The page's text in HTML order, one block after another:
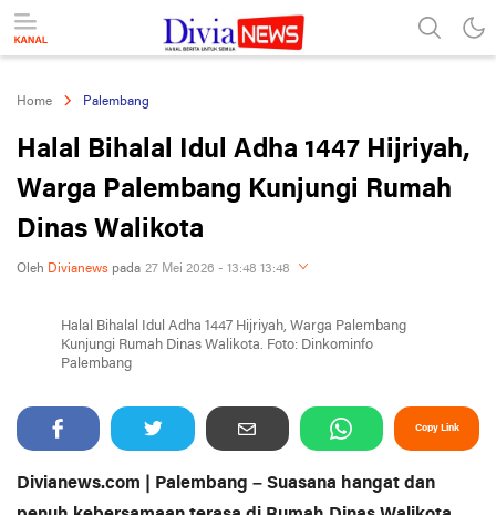
divianews.com
Home Palembang
Halal Bihalal Idul Adha 1447 Hijriyah,
Warga Palembang Kunjungi Rumah
Dinas Walikota
Oleh Divianews pada 27 Mei 2026 - 13:48 13:48
Halal Bihalal Idul Adha 1447 Hijriyah, Warga Palembang
Kunjungi Rumah Dinas Walikota. Foto: Dinkominfo
Palembang
Copy Link
Divianews.com | Palembang – Suasana hangat dan